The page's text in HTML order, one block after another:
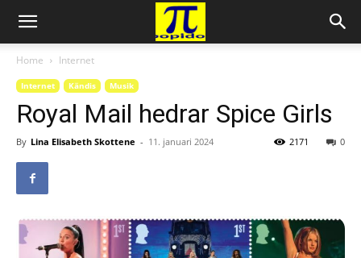
Home Internet
Internet Kändis Musik
Royal Mail hedrar Spice Girls
By Lina Elisabeth Skottene - 11. januari 2024 0
2171